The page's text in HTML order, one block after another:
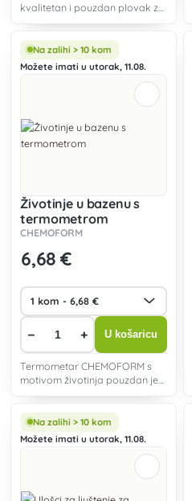
kvalitetan i pouzdan plovak za
Na zalihi > 10 kom
Možete imati u utorak, 11.08.
Životinje u bazenu s
termometrom
CHEMOFORM
6,68 €
− + U košaricu
Termometar CHEMOFORM s
motivom životinja pouzdan je
bazenima.
Na zalihi > 10 kom
Možete imati u utorak, 11.08.